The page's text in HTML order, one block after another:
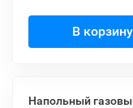
В корзину
Напольный